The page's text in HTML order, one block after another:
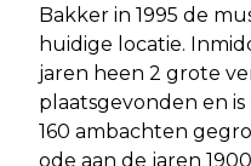
Bakker in 1995 de
huidige locatie.
jaren heen 2 grote
plaatsgevonden en
160 ambachten
ode aan de jaren